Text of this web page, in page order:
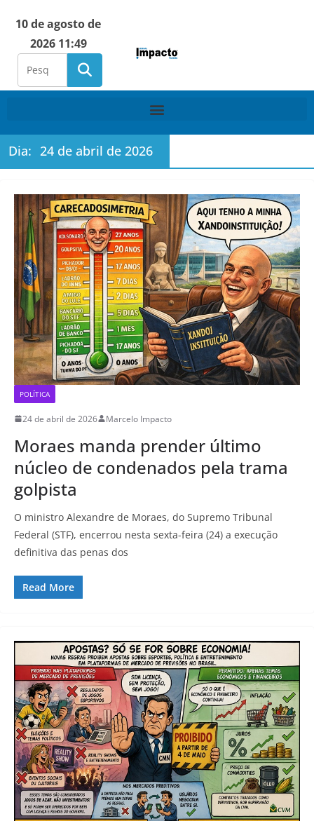
10 de agosto de
2026 11:49
Dia: 24 de abril de 2026
POLÍTICA
24 de abril de 2026 Marcelo Impacto
Moraes manda prender último
núcleo de condenados pela trama
golpista
O ministro Alexandre de Moraes, do Supremo Tribunal
Federal (STF), encerrou nesta sexta-feira (24) a execução
definitiva das penas dos
Read More